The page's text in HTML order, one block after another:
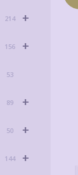
+
214
+
156
53
+
89
+
50
+
144